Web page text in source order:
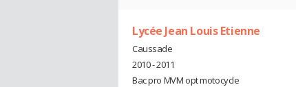
Lycée Jean Louis Etienne
Caussade
2010 - 2011
Bac pro MVM opt motocycle